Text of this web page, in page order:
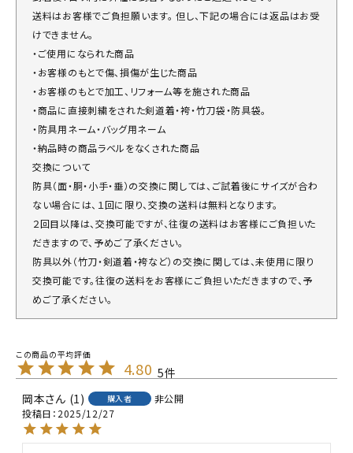
送料はお客様でご負担願います。 但し、下記の場合には返品はお受
けできません。
・ご使用になられた商品
・お客様のもとで傷、損傷が生じた商品
・お客様のもとで加工、リフォーム等を施された商品
・商品に直接刺繍をされた剣道着・袴・竹刀袋・防具袋。
・防具用ネーム・バッグ用ネーム
・納品時の商品ラベルをなくされた商品
交換について
防具（面・胴・小手・垂）の交換に関しては、ご試着後にサイズが合わ
ない場合には、１回に限り、交換の送料は無料となります。
２回目以降は、交換可能ですが、往復の送料はお客様にご負担いた
だきますので、予めご了承ください。
防具以外（竹刀・剣道着・袴など）の交換に関しては、未使用に限り
交換可能です。往復の送料をお客様にご負担いただきますので、予
めご了承ください。
4.80 5
岡本
1 購入者
非公開
投稿日 2025/12/27